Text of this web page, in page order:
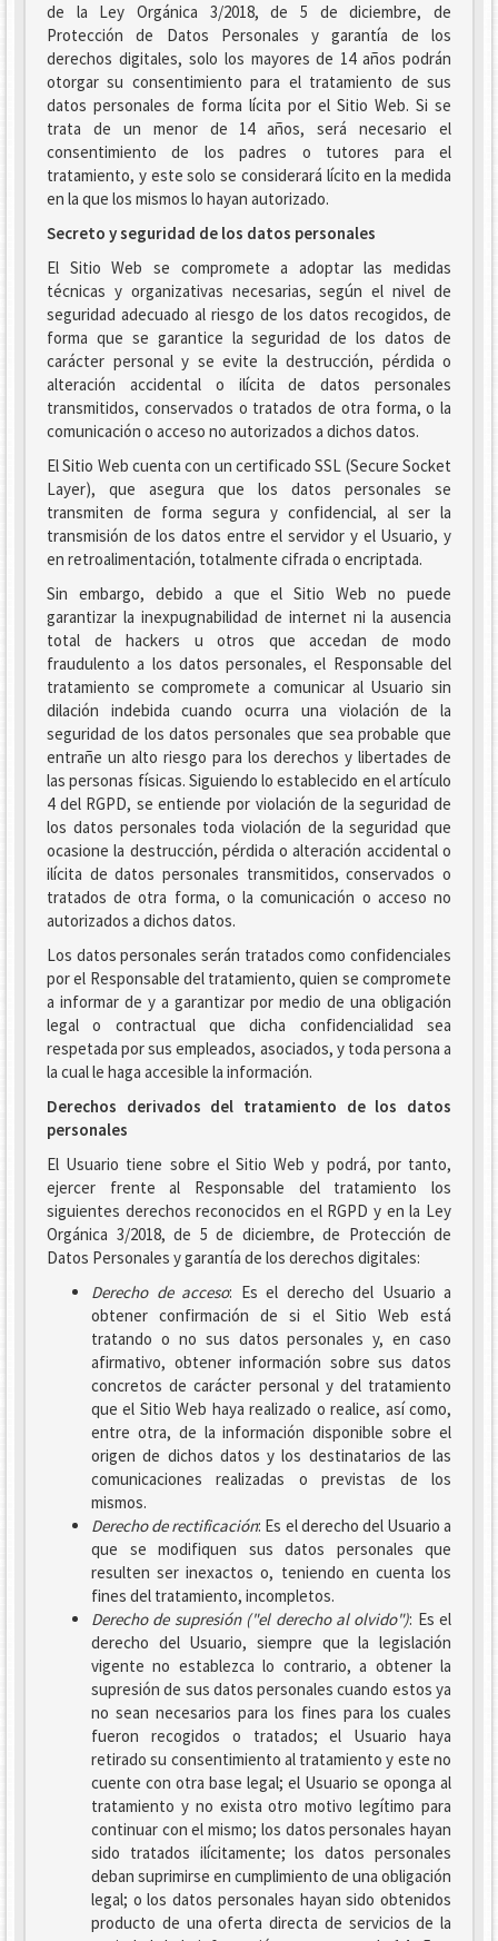
de la Ley Orgánica 3/2018, de 5 de diciembre, de
Protección de Datos Personales y garantía de los
derechos digitales, solo los mayores de 14 años podrán
otorgar su consentimiento para el tratamiento de sus
datos personales de forma lícita por el Sitio Web. Si se
trata de un menor de 14 años, será necesario el
consentimiento de los padres o tutores para el
tratamiento, y este solo se considerará lícito en la medida
en la que los mismos lo hayan autorizado.
Secreto y seguridad de los datos personales
El Sitio Web se compromete a adoptar las medidas
técnicas y organizativas necesarias, según el nivel de
seguridad adecuado al riesgo de los datos recogidos, de
forma que se garantice la seguridad de los datos de
carácter personal y se evite la destrucción, pérdida o
alteración accidental o ilícita de datos personales
transmitidos, conservados o tratados de otra forma, o la
comunicación o acceso no autorizados a dichos datos.
El Sitio Web cuenta con un certificado SSL (Secure Socket
Layer), que asegura que los datos personales se
transmiten de forma segura y confidencial, al ser la
transmisión de los datos entre el servidor y el Usuario, y
en retroalimentación, totalmente cifrada o encriptada.
Sin embargo, debido a que el Sitio Web no puede
garantizar la inexpugnabilidad de internet ni la ausencia
total de hackers u otros que accedan de modo
fraudulento a los datos personales, el Responsable del
tratamiento se compromete a comunicar al Usuario sin
dilación indebida cuando ocurra una violación de la
seguridad de los datos personales que sea probable que
entrañe un alto riesgo para los derechos y libertades de
las personas físicas. Siguiendo lo establecido en el artículo
4 del RGPD, se entiende por violación de la seguridad de
los datos personales toda violación de la seguridad que
ocasione la destrucción, pérdida o alteración accidental o
ilícita de datos personales transmitidos, conservados o
tratados de otra forma, o la comunicación o acceso no
autorizados a dichos datos.
Los datos personales serán tratados como confidenciales
por el Responsable del tratamiento, quien se compromete
a informar de y a garantizar por medio de una obligación
legal o contractual que dicha confidencialidad sea
respetada por sus empleados, asociados, y toda persona a
la cual le haga accesible la información.
Derechos derivados del tratamiento de los datos
personales
El Usuario tiene sobre el Sitio Web y podrá, por tanto,
ejercer frente al Responsable del tratamiento los
siguientes derechos reconocidos en el RGPD y en la Ley
Orgánica 3/2018, de 5 de diciembre, de Protección de
Datos Personales y garantía de los derechos digitales:
Derecho de acceso: Es el derecho del Usuario a
obtener confirmación de si el Sitio Web está
tratando o no sus datos personales y, en caso
afirmativo, obtener información sobre sus datos
concretos de carácter personal y del tratamiento
que el Sitio Web haya realizado o realice, así como,
entre otra, de la información disponible sobre el
origen de dichos datos y los destinatarios de las
comunicaciones realizadas o previstas de los
mismos.
Derecho de rectificación: Es el derecho del Usuario a
que se modifiquen sus datos personales que
resulten ser inexactos o, teniendo en cuenta los
fines del tratamiento, incompletos.
Derecho de supresión ("el derecho al olvido"): Es el
derecho del Usuario, siempre que la legislación
vigente no establezca lo contrario, a obtener la
supresión de sus datos personales cuando estos ya
no sean necesarios para los fines para los cuales
fueron recogidos o tratados; el Usuario haya
retirado su consentimiento al tratamiento y este no
cuente con otra base legal; el Usuario se oponga al
tratamiento y no exista otro motivo legítimo para
continuar con el mismo; los datos personales hayan
sido tratados ilícitamente; los datos personales
deban suprimirse en cumplimiento de una obligación
legal; o los datos personales hayan sido obtenidos
producto de una oferta directa de servicios de la